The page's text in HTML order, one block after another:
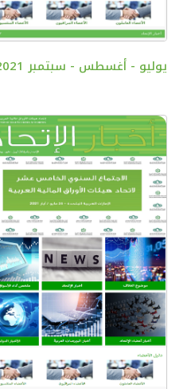
يوليو - أغسطس - سبتمبر 2021